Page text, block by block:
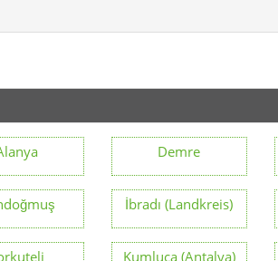
Demre
İbradı (Landkreis)
Kumluca (Antalya)